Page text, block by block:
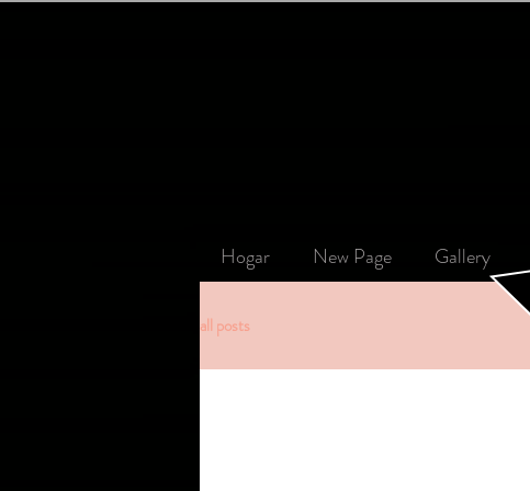
Hogar New Page Gallery
all posts